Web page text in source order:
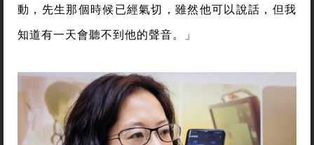
動，先生那個時候已經氣切，雖然他可以說話，但我
知道有一天會聽不到他的聲音。」